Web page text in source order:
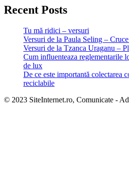
Recent Posts
Tu mă ridici – versuri
Versuri de la Paula Seling –
Versuri de la Tzanca Uraganu –
Cum influenteaza reglementarile
de lux
De ce este importantă colectarea
reciclabile
© 2023 SiteInternet.ro, Comunicate -